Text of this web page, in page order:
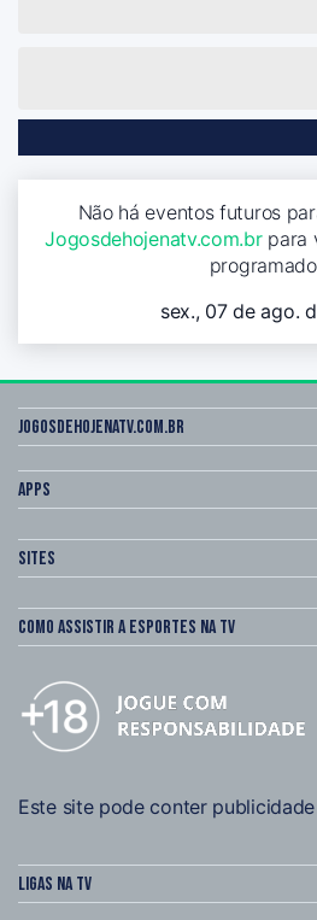
Não há eventos futuros
Jogosdehojenatv.com.brpara
sex., 07 de ago.
Jogosdehojenatv.com.br
Apps
Sites
Como assistir a esportes na TV
Este site pode conter
Ligas na TV